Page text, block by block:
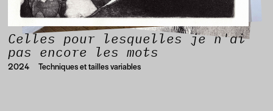
Celles pour lesquelles je n'ai
pas encore les mots
2024 Techniques et tailles variables